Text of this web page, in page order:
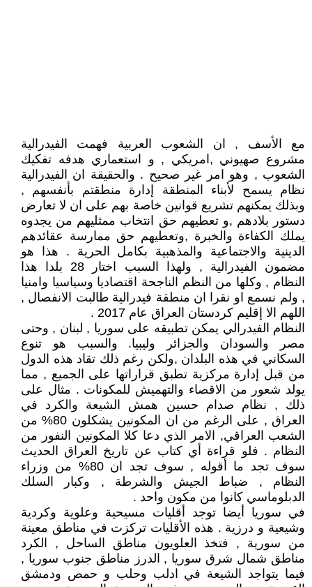
مع الأسف , ان الشعوب العربية فهمت الفيدرالية
مشروع صهيوني ,امريكي , و استعماري هدفه تفكيك
الشعوب , وهو امر غير صحيح . والحقيقة ان الفيدرالية
نظام يسمح لأبناء المنطقة إدارة منطقتم بأنفسهم ,
وبذلك يمكنهم تشريع قوانين خاصة بهم على ان لا تعارض
دستور بلادهم ,و تعطيهم حق انتخاب ممثليهم من يجدوه
يملك الكفاءة والخبرة ,وتعطيهم حق ممارسة عقائدهم
الدينية والاجتماعية والمذهبية بكامل الحرية . هذا هو
مضمون الفيدرالية , ولهذا السبب اختار 28 بلدا هذا
النظام , وكلها من النظم الناجحة اقتصاديا وسياسيا وامنيا
, ولم نسمع او نقرا ان منطقة فيدرالية طالبت الانفصال ,
اللهم الا إقليم كردستان العراق عام 2017 .
النظام الفيدرالي يمكن تطبيقه على سوريا , لبنان , وحتى
مصر والسودان والجزائر وليبيا. والسبب هو تنوع
السكاني في هذه البلدان ,ولكن رغم ذلك تقاد هذه الدول
من قبل إدارة مركزية تطبق قراراتها على الجميع , مما
يولد شعور من الاقصاء والتهميش للمكونات . مثال على
ذلك , نظام صدام حسين همش الشيعة والكرد في
العراق , على الرغم من ان المكونين يشكلون 80% من
الشعب العراقي, الامر الذي دعا كلا المكونين النفور من
النظام . فلو قراءة أي كتاب عن تاريخ العراق الحديث
سوف تجد ما أقوله , سوف تجد ان 80% من وزراء
النظام , ضباط الجيش والشرطة , وكبار السلك
الدبلوماسي كانوا من مكون واحد .
في سوريا أيضا توجد أقليات مسيحية وعلوية وكردية
وشيعية و درزية . هذه الأقليات تركزت في مناطق معينة
من سورية , فتخذ العلويون مناطق الساحل , الكرد
مناطق شمال شرق سوريا , الدرز مناطق جنوب سوريا ,
فيما يتواجد الشيعة في ادلب وحلب و حمص ودمشق